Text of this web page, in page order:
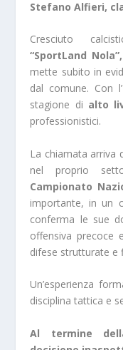
Stefano Alfieri,
Cresciuto
“SportLand Nola”
mette subito in
dal comune. Con l’
stagione di alto
professionistici.
La chiamata arriva
nel proprio
Campionato
importante, in un
conferma le sue
offensiva precoce
difese strutturate e
Un’esperienza
disciplina tattica e
Al termine